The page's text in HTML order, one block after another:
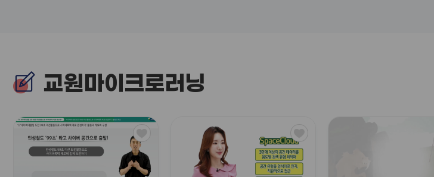
교원마이크로러닝
심
아
이
심
아
이